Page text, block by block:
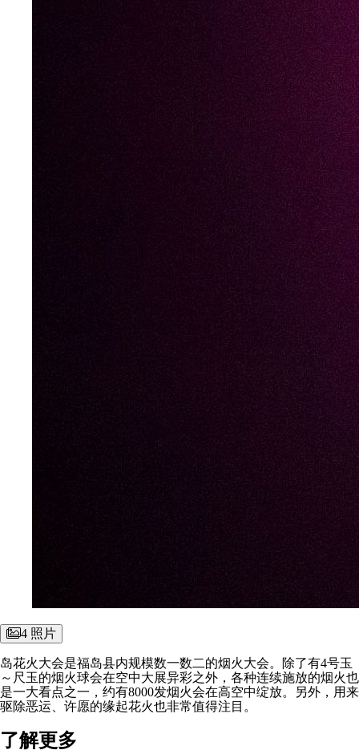
4 照片
岛花火大会是福岛县内规模数一数二的烟火大会。除了有4号玉
～尺玉的烟火球会在空中大展异彩之外，各种连续施放的烟火也
是一大看点之一，约有8000发烟火会在高空中绽放。另外，用来
驱除恶运、许愿的缘起花火也非常值得注目。
了解更多